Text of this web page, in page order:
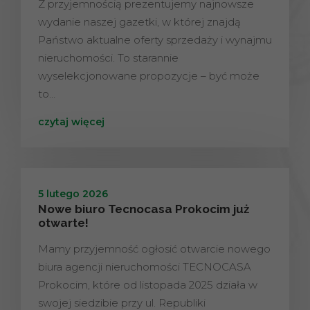
Z przyjemnością prezentujemy najnowsze
wydanie naszej gazetki, w której znajdą
Państwo aktualne oferty sprzedaży i wynajmu
nieruchomości. To starannie
wyselekcjonowane propozycje – być może
to…
czytaj więcej
5 lutego 2026
Nowe biuro Tecnocasa Prokocim już
otwarte!
Mamy przyjemność ogłosić otwarcie nowego
biura agencji nieruchomości TECNOCASA
Prokocim, które od listopada 2025 działa w
swojej siedzibie przy ul. Republiki